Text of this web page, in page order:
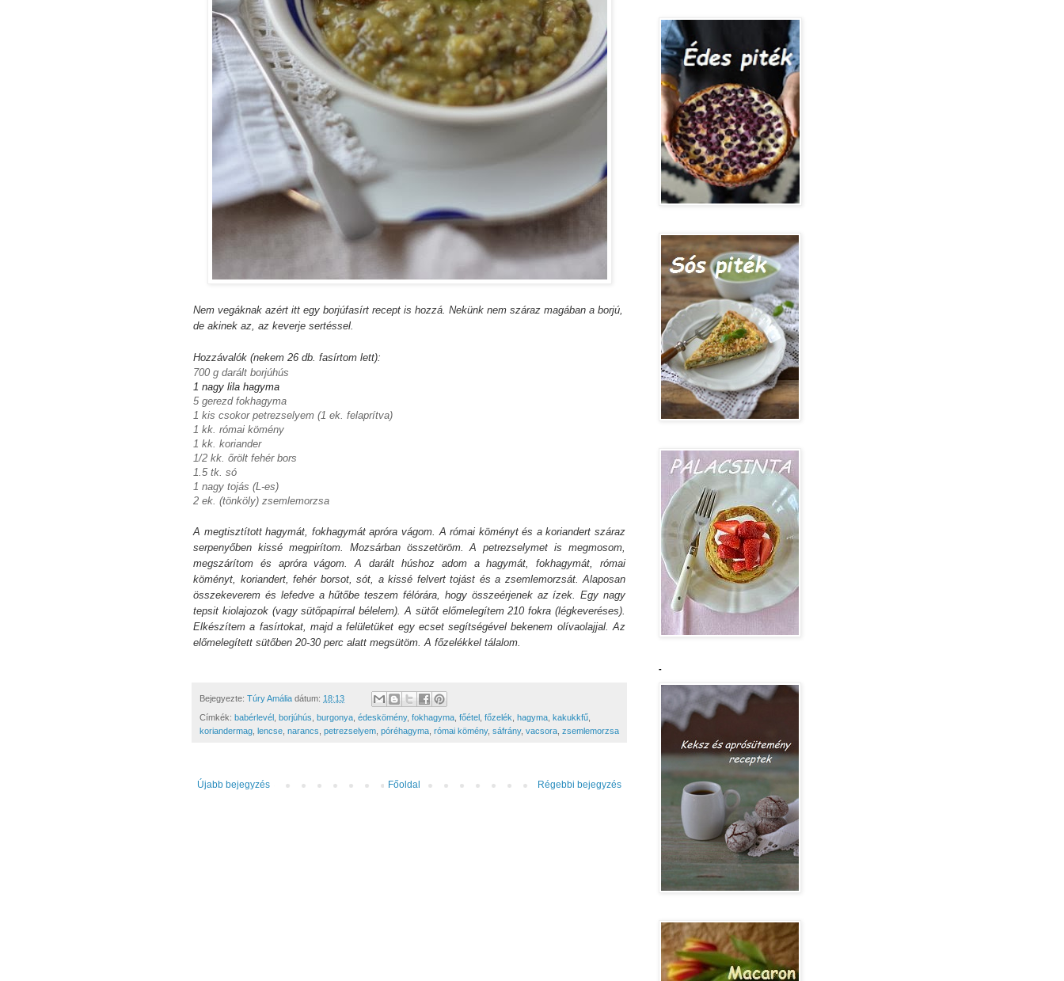
Nem vegáknak azért itt egy borjúfasírt recept is hozzá. Nekünk nem száraz magában a borjú,
de akinek az, az keverje sertéssel.
Hozzávalók (nekem 26 db. fasírtom lett):
700 g darált borjúhús
1 nagy lila hagyma
5 gerezd fokhagyma
1 kis csokor petrezselyem (1 ek. felaprítva)
1 kk. római kömény
1 kk. koriander
1/2 kk. őrölt fehér bors
1.5 tk. só
1 nagy tojás (L-es)
2 ek. (tönköly) zsemlemorzsa
A megtisztított hagymát, fokhagymát apróra vágom. A római köményt és a koriandert száraz
serpenyőben kissé megpirítom. Mozsárban összetöröm. A petrezselymet is megmosom,
megszárítom és apróra vágom. A darált húshoz adom a hagymát, fokhagymát, római
köményt, koriandert, fehér borsot, sót, a kissé felvert tojást és a zsemlemorzsát. Alaposan
összekeverem és lefedve a hűtőbe teszem félórára, hogy összeérjenek az ízek. Egy nagy
tepsit kiolajozok (vagy sütőpapírral bélelem). A sütőt előmelegítem 210 fokra (légkeveréses).
Elkészítem a fasírtokat, majd a felületüket egy ecset segítségével bekenem olívaolajjal. Az
előmelegített sütőben 20-30 perc alatt megsütöm. A főzelékkel tálalom.
Bejegyezte: Túry Amália dátum: 18:13
Címkék: babérlevél borjúhús burgonya édeskömény, fokhagyma főétel főzelék hagyma kakukkfű
koriandermag lencse narancs petrezselyem póréhagyma római kömény, sáfrány, vacsora zsemlemorzsa
Újabb bejegyzés Régebbi bejegyzés
Főoldal
-